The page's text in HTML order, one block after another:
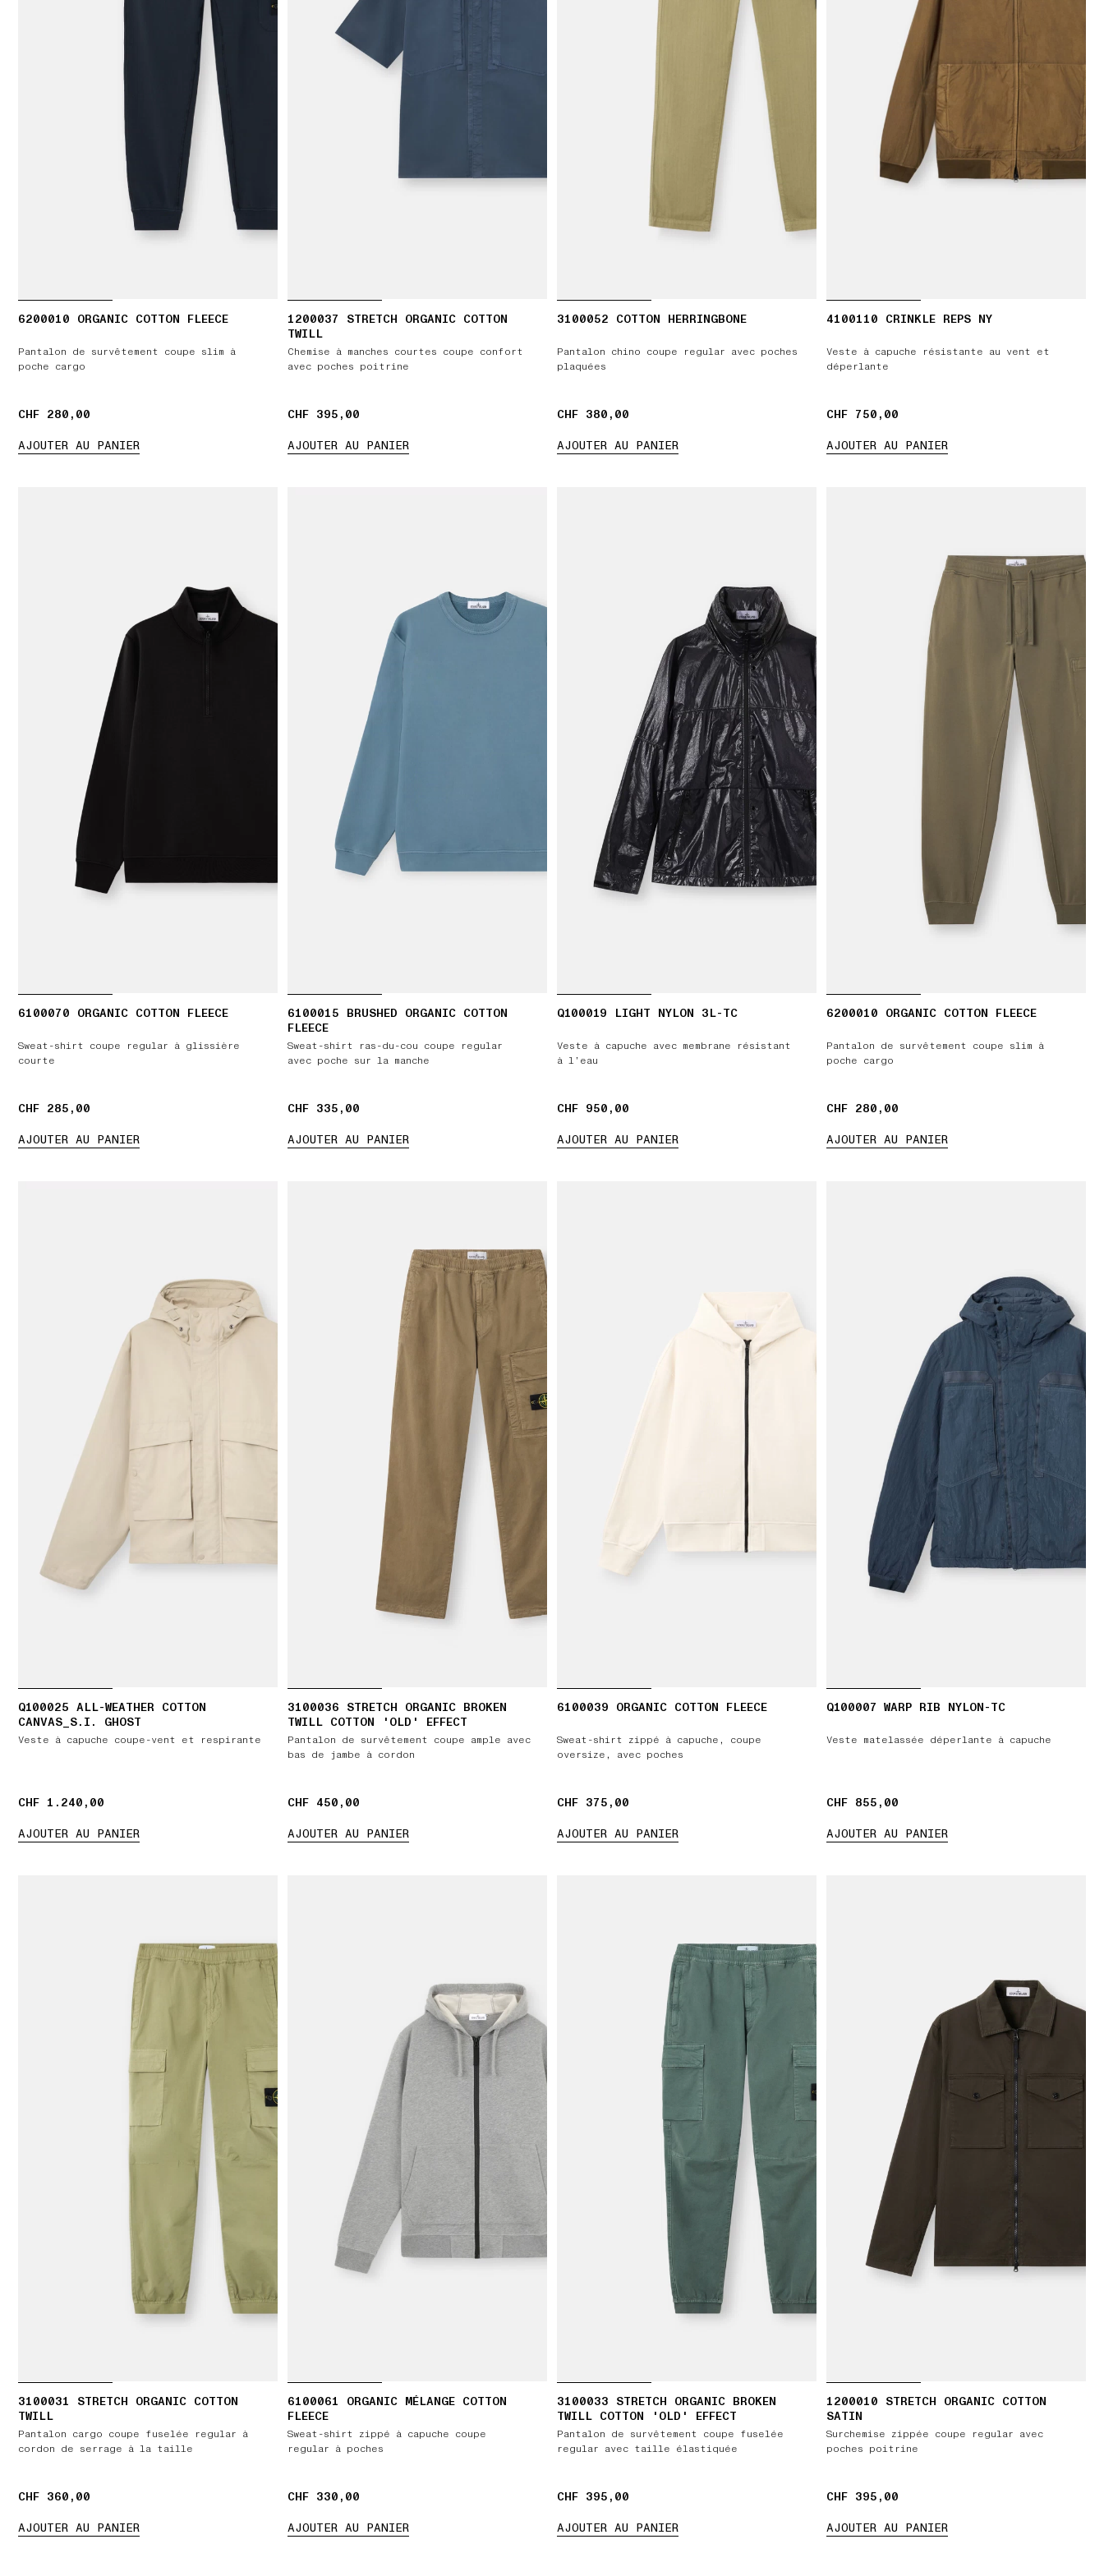
6200010 ORGANIC COTTON FLEECE
Pantalon de survêtement coupe slim à
poche cargo
CHF 280,00
CHF 280,00
AJOUTER AU PANIER
1200037 STRETCH ORGANIC COTTON
TWILL
Chemise à manches courtes coupe confort
avec poches poitrine
CHF 395,00
CHF 395,00
AJOUTER AU PANIER
3100052 COTTON HERRINGBONE
Pantalon chino coupe regular avec poches
plaquées
CHF 380,00
CHF 380,00
AJOUTER AU PANIER
4100110 CRINKLE REPS NY
Veste à capuche résistante au vent et
déperlante
CHF 750,00
CHF 750,00
AJOUTER AU PANIER
6100070 ORGANIC COTTON FLEECE
Sweat-shirt coupe regular à glissière
courte
CHF 285,00
CHF 285,00
AJOUTER AU PANIER
6100015 BRUSHED ORGANIC COTTON
FLEECE
Sweat-shirt ras-du-cou coupe regular
avec poche sur la manche
CHF 335,00
CHF 335,00
AJOUTER AU PANIER
Q100019 LIGHT NYLON 3L-TC
Veste à capuche avec membrane résistant
à l’eau
CHF 950,00
CHF 950,00
AJOUTER AU PANIER
6200010 ORGANIC COTTON FLEECE
Pantalon de survêtement coupe slim à
poche cargo
CHF 280,00
CHF 280,00
AJOUTER AU PANIER
Q100025 ALL-WEATHER COTTON
CANVAS_S.I. GHOST
Veste à capuche coupe-vent et respirante
CHF 1.240,00
CHF 1.240,00
AJOUTER AU PANIER
3100036 STRETCH ORGANIC BROKEN
TWILL COTTON 'OLD' EFFECT
Pantalon de survêtement coupe ample avec
bas de jambe à cordon
CHF 450,00
CHF 450,00
AJOUTER AU PANIER
6100039 ORGANIC COTTON FLEECE
Sweat-shirt zippé à capuche, coupe
oversize, avec poches
CHF 375,00
CHF 375,00
AJOUTER AU PANIER
Q100007 WARP RIB NYLON-TC
Veste matelassée déperlante à capuche
CHF 855,00
CHF 855,00
AJOUTER AU PANIER
3100031 STRETCH ORGANIC COTTON
TWILL
Pantalon cargo coupe fuselée regular à
cordon de serrage à la taille
CHF 360,00
CHF 360,00
AJOUTER AU PANIER
6100061 ORGANIC MÉLANGE COTTON
FLEECE
Sweat-shirt zippé à capuche coupe
regular à poches
CHF 330,00
CHF 330,00
AJOUTER AU PANIER
3100033 STRETCH ORGANIC BROKEN
TWILL COTTON 'OLD' EFFECT
Pantalon de survêtement coupe fuselée
regular avec taille élastiquée
CHF 395,00
CHF 395,00
AJOUTER AU PANIER
1200010 STRETCH ORGANIC COTTON
SATIN
Surchemise zippée coupe regular avec
poches poitrine
CHF 395,00
CHF 395,00
AJOUTER AU PANIER